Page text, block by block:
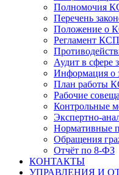
Полномочия
Перечень
Положение о
Регламент КСП
Аудит в сфере
Информация о
План работы
Рабочие
Контрольные
Экспертно-
Нормативные
Обращения
Отчёт по 8-ФЗ
КОНТАКТЫ
УПРАВЛЕНИЯ И